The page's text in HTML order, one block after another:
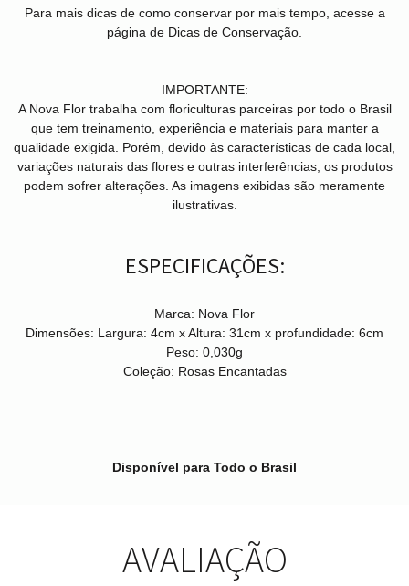
Para mais dicas de como conservar por mais tempo, acesse a
página de Dicas de Conservação.
IMPORTANTE:
A Nova Flor trabalha com floriculturas parceiras por todo o Brasil
que tem treinamento, experiência e materiais para manter a
qualidade exigida. Porém, devido às características de cada local,
variações naturais das flores e outras interferências, os produtos
podem sofrer alterações. As imagens exibidas são meramente
ilustrativas.
ESPECIFICAÇÕES:
Marca: Nova Flor
Dimensões: Largura: 4cm x Altura: 31cm x profundidade: 6cm
Peso: 0,030g
Coleção: Rosas Encantadas
Disponível para Todo o Brasil
AVALIAÇÃO